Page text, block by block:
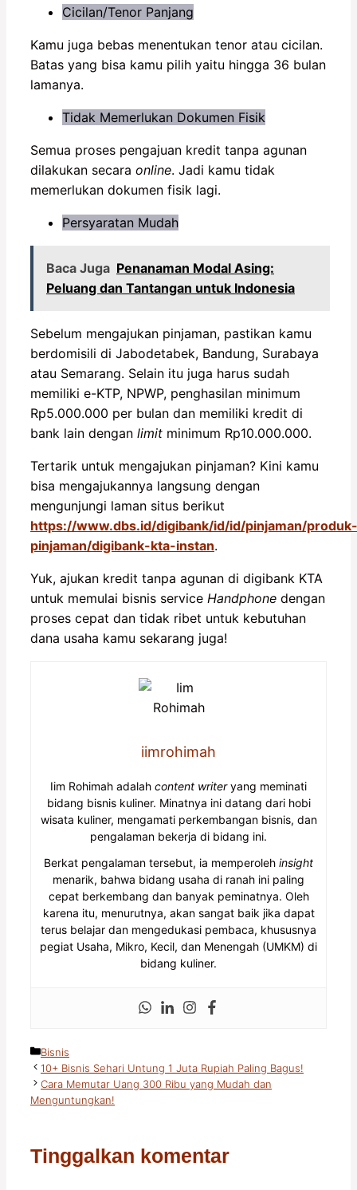
Cicilan/Tenor Panjang
Kamu juga bebas menentukan tenor atau cicilan.
Batas yang bisa kamu pilih yaitu hingga 36 bulan
lamanya.
Tidak Memerlukan Dokumen Fisik
Semua proses pengajuan kredit tanpa agunan
dilakukan secara online. Jadi kamu tidak
memerlukan dokumen fisik lagi.
Persyaratan Mudah
Baca Juga Penanaman Modal Asing:
Peluang dan Tantangan untuk Indonesia
Sebelum mengajukan pinjaman, pastikan kamu
berdomisili di Jabodetabek, Bandung, Surabaya
atau Semarang. Selain itu juga harus sudah
memiliki e-KTP, NPWP, penghasilan minimum
Rp5.000.000 per bulan dan memiliki kredit di
bank lain dengan limit minimum Rp10.000.000.
Tertarik untuk mengajukan pinjaman? Kini kamu
bisa mengajukannya langsung dengan
mengunjungi laman situs berikut
https://www.dbs.id/digibank/id/id/pinjaman/produk-
pinjaman/digibank-kta-instan.
Yuk, ajukan kredit tanpa agunan di digibank KTA
untuk memulai bisnis service Handphone dengan
proses cepat dan tidak ribet untuk kebutuhan
dana usaha kamu sekarang juga!
iimrohimah
Iim Rohimah adalah content writeryang meminati
bidang bisnis kuliner. Minatnya ini datang dari hobi
wisata kuliner, mengamati perkembangan bisnis, dan
pengalaman bekerja di bidang ini.
Berkat pengalaman tersebut, ia memperoleh insight
menarik, bahwa bidang usaha di ranah ini paling
cepat berkembang dan banyak peminatnya. Oleh
karena itu, menurutnya, akan sangat baik jika dapat
terus belajar dan mengedukasi pembaca, khususnya
pegiat Usaha, Mikro, Kecil, dan Menengah (UMKM) di
bidang kuliner.
Kategori
Bisnis
10+ Bisnis Sehari Untung 1 Juta Rupiah Paling Bagus!
Cara Memutar Uang 300 Ribu yang Mudah dan
Menguntungkan!
Tinggalkan komentar